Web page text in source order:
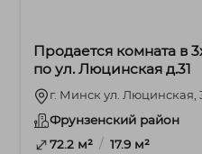
Продается комната в
по ул. Люцинская д.31
г. Минск ул. Люцинская,
Фрунзенский район
72.2 м² / 17.9 м²